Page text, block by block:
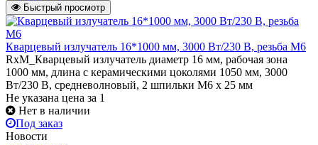
Быстрый просмотр
Кварцевый излучатель 16*1000 мм, 3000 Вт/230 В, резьба М6
RxM_Кварцевый излучатель диаметр 16 мм, рабочая зона
1000 мм, длина с керамическими цоколями 1050 мм, 3000
Вт/230 В, средневолновый, 2 шпильки М6 х 25 мм
Не указана цена за 1
Нет в наличии
Под заказ
Новости